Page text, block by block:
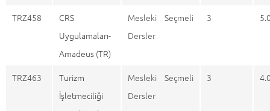
TRZ458
CRS
Uygulamaları-
Amadeus (TR)
Mesleki Seçmeli
Dersler
3
TRZ463
Turizm
İşletmeciliği
Mesleki Seçmeli
Dersler
3